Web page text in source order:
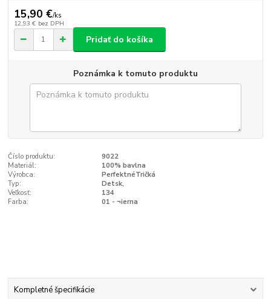
15,90 €/ks
12,93 € bez DPH
Pridať do košíka
Poznámka k tomuto produktu
Číslo produktu:
9022
Materiál:
100% bavlna
Výrobca:
PerfektnéTričká
Typ:
Detsk‚
Veľkosť:
134
Farba:
01 - ¬ierna
Kompletné špecifikácie